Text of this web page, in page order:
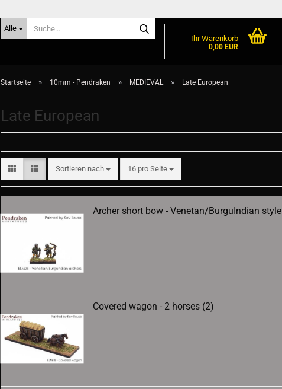
Alle
Suche...
Ihr Warenkorb
0,00 EUR
Startseite » 10mm - Pendraken » MEDIEVAL » Late European
Late European
Sortieren nach
Sortieren nach 16 pro Seite
pro Seite
Archer short bow - Venetan/BurguIndian style
Covered wagon - 2 horses (2)